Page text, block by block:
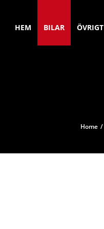
HEM BILAR ÖVRIGT
Home